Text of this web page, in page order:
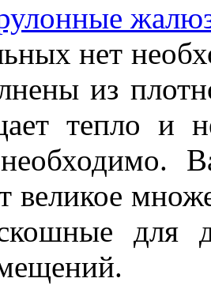
нет
из
тепло и
великое
для